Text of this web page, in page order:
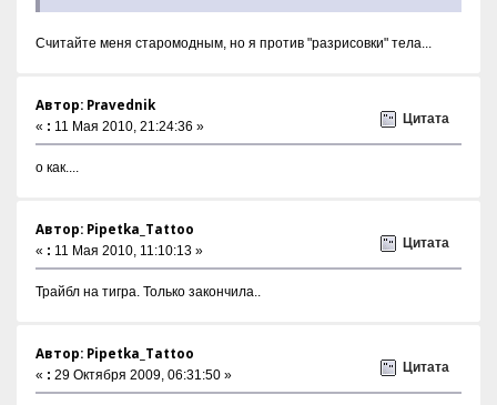
Считайте меня старомодным, но я против "разрисовки" тела...
Автор: Pravednik
« : 11 Мая 2010, 21:24:36 »
Цитата
о как....
Автор: Pipetka_Tattoo
« : 11 Мая 2010, 11:10:13 »
Цитата
Трайбл на тигра. Только закончила..
Автор: Pipetka_Tattoo
« : 29 Октября 2009, 06:31:50 »
Цитата